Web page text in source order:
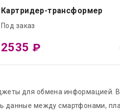
Картридер-трансформер
Под заказ
2535₽
для обмена информацией. В
между смартфонами,